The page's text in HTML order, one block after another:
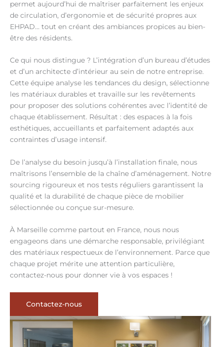
permet aujourd’hui de maîtriser parfaitement les enjeux
de circulation, d’ergonomie et de sécurité propres aux
EHPAD… tout en créant des ambiances propices au bien-
être des résidents.
Ce qui nous distingue ? L’intégration d’un bureau d’études
et d’un architecte d’intérieur au sein de notre entreprise.
Cette équipe analyse les tendances du design, sélectionne
les matériaux durables et travaille sur les revêtements
pour proposer des solutions cohérentes avec l’identité de
chaque établissement. Résultat : des espaces à la fois
esthétiques, accueillants et parfaitement adaptés aux
contraintes d’usage intensif.
De l’analyse du besoin jusqu’à l’installation finale, nous
maîtrisons l’ensemble de la chaîne d’aménagement. Notre
sourcing rigoureux et nos tests réguliers garantissent la
qualité et la durabilité de chaque pièce de mobilier
sélectionnée ou conçue sur-mesure.
À Marseille comme partout en France, nous nous
engageons dans une démarche responsable, privilégiant
des matériaux respectueux de l’environnement. Parce que
chaque projet mérite une attention particulière,
contactez-nous pour donner vie à vos espaces !
Contactez-nous